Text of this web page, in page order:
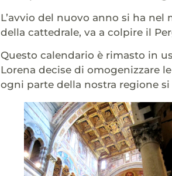
L’avvio del nuovo anno si ha nel
della cattedrale, va a colpire il
Questo calendario è rimasto in
Lorena decise di omogenizzare
ogni parte della nostra regione